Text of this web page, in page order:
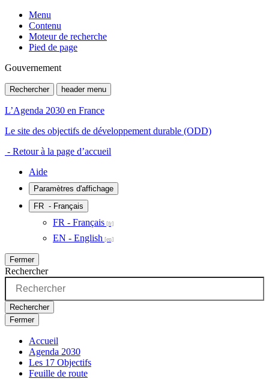
Menu
Contenu
Moteur de recherche
Pied de page
Gouvernement
Rechercher header menu
L’Agenda 2030 en France
Le site des objectifs de développement durable (ODD)
- Retour à la page d’accueil
Aide
Paramètres d'affichage
FR - Français
FR - Français
EN - English
Fermer
Rechercher
Rechercher
Fermer
Accueil
Agenda 2030
Les 17 Objectifs
Feuille de route